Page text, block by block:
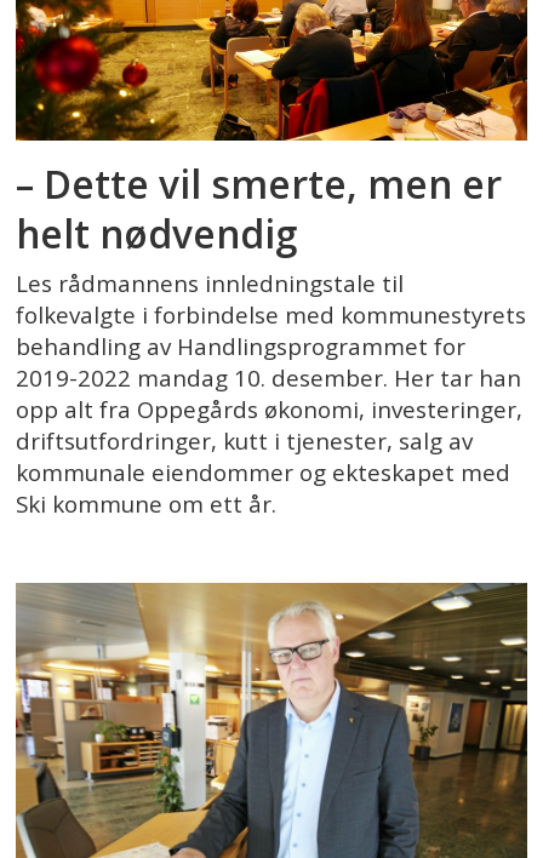
– Dette vil smerte, men er
helt nødvendig
Les rådmannens innledningstale til
folkevalgte i forbindelse med kommunestyrets
behandling av Handlingsprogrammet for
2019-2022 mandag 10. desember. Her tar han
opp alt fra Oppegårds økonomi, investeringer,
driftsutfordringer, kutt i tjenester, salg av
kommunale eiendommer og ekteskapet med
Ski kommune om ett år.